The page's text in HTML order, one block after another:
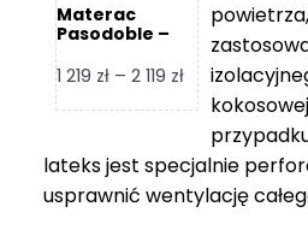
Materac
Pasodoble –
1 219 zł – 2 119 złZakres
cen:
1
219 zł
do
lateks jest specjalnie
usprawnić wentylację